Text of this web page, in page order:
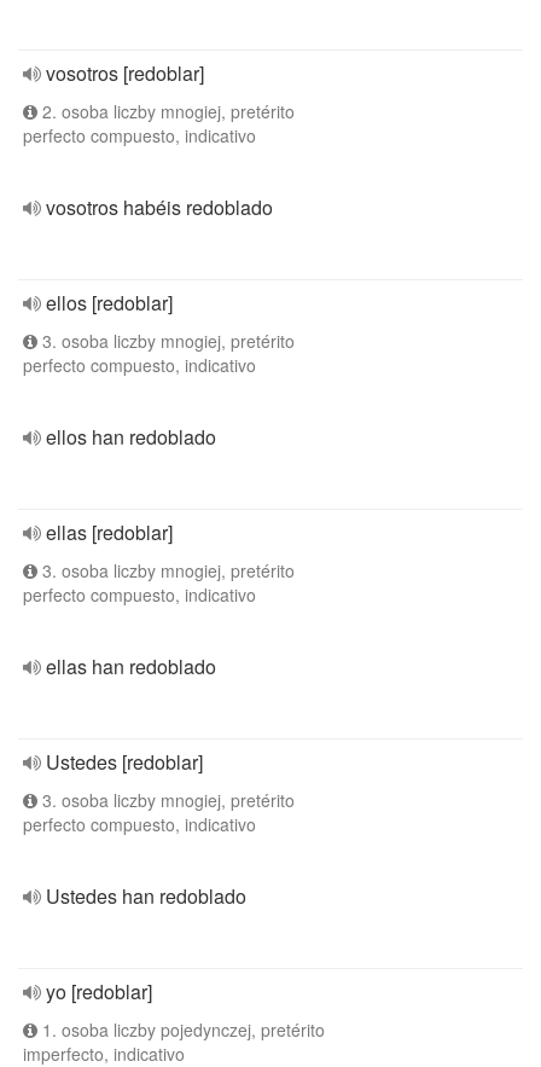
vosotros [redoblar]
2. osoba liczby mnogiej, pretérito
perfecto compuesto, indicativo
vosotros habéis redoblado
ellos [redoblar]
3. osoba liczby mnogiej, pretérito
perfecto compuesto, indicativo
ellos han redoblado
ellas [redoblar]
3. osoba liczby mnogiej, pretérito
perfecto compuesto, indicativo
ellas han redoblado
Ustedes [redoblar]
3. osoba liczby mnogiej, pretérito
perfecto compuesto, indicativo
Ustedes han redoblado
yo [redoblar]
1. osoba liczby pojedynczej, pretérito
imperfecto, indicativo